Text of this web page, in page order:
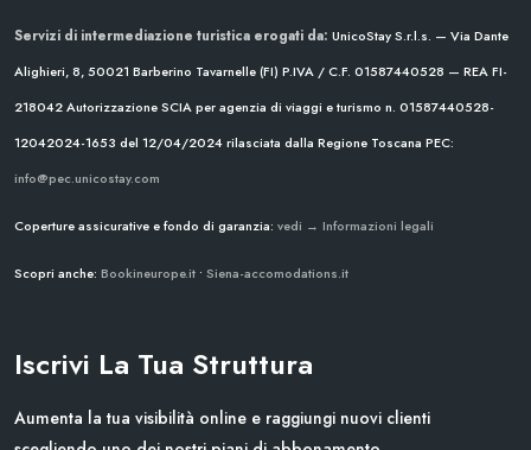
Servizi di intermediazione turistica erogati da: UnicoStay S.r.l.s. — Via Dante
Alighieri, 8, 50021 Barberino Tavarnelle (FI) P.IVA / C.F. 01587440528 — REA FI-
218042Autorizzazione SCIA per agenzia di viaggi e turismo n. 01587440528-
12042024-1653 del 12/04/2024rilasciata dalla Regione Toscana PEC:
info@pec.unicostay.com
Coperture assicurative e fondo di garanzia: vedi → Informazioni legali
Scopri anche: Bookineurope.it • Siena-accomodations.it
Iscrivi La Tua Struttura
Aumenta la tua visibilità online e raggiungi nuovi clienti